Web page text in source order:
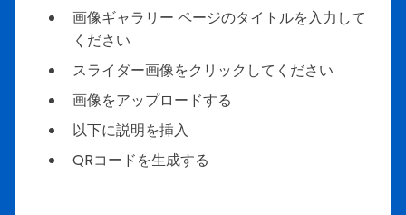
画像ギャラリー ページのタイトルを入力して
ください
スライダー画像をクリックしてください
画像をアップロードする
以下に説明を挿入
QRコードを生成する